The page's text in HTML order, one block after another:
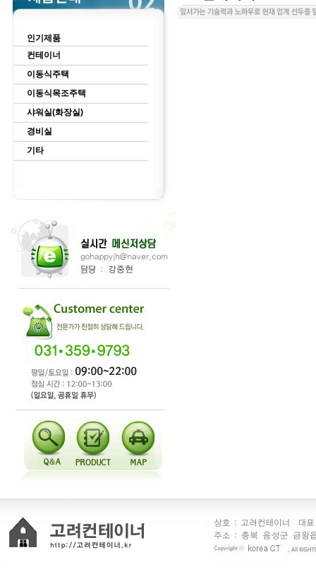
인기제품
컨테이너
이동식주택
이동식목조주택
샤워실(화장실)
경비실
기타